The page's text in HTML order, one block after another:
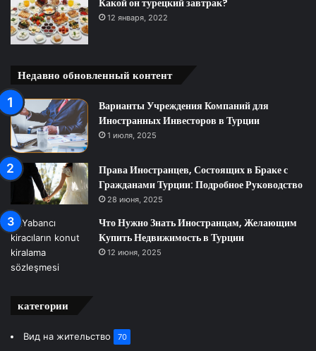
Какой он турецкий завтрак?
12 января, 2022
Недавно обновленный контент
Варианты Учреждения Компаний для
Иностранных Инвесторов в Турции
1 июля, 2025
Права Иностранцев, Состоящих в Браке с
Гражданами Турции: Подробное Руководство
28 июня, 2025
Что Нужно Знать Иностранцам, Желающим
Купить Недвижимость в Турции
12 июня, 2025
категории
Вид на жительство 70